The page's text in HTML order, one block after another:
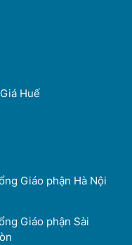
Huế
Giáo phận Hà Nội
Giáo phận Sài